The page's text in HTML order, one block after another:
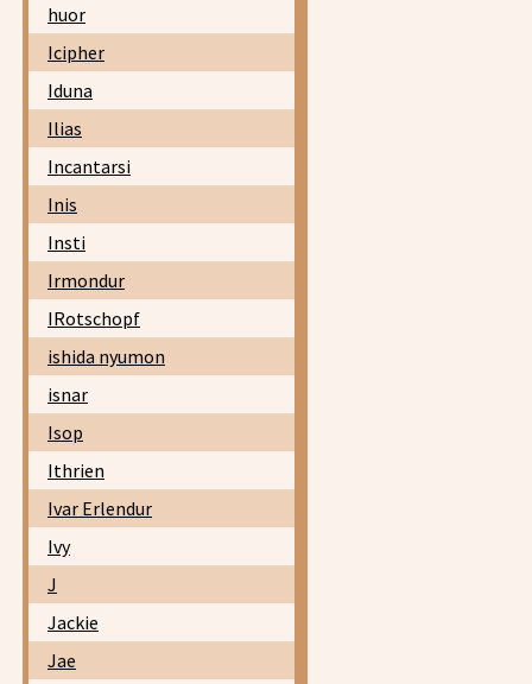
huor
Icipher
Iduna
Ilias
Incantarsi
Inis
Insti
Irmondur
IRotschopf
ishida nyumon
isnar
Isop
Ithrien
Ivar Erlendur
Ivy
J
Jackie
Jae